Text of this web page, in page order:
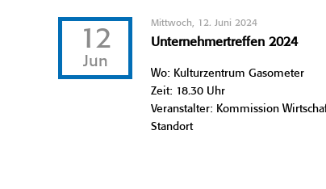
12
Jun
Mittwoch, 12. Juni 2024
Unternehmertreffen 2024
Wo: Kulturzentrum Gasometer
Zeit: 18.30 Uhr
Veranstalter: Kommission
Standort